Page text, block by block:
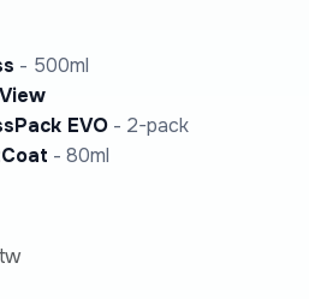
- 500ml
EVO- 2-pack
- 80ml